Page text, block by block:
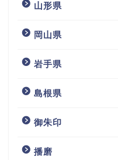
山形県
岡山県
岩手県
島根県
御朱印
播磨